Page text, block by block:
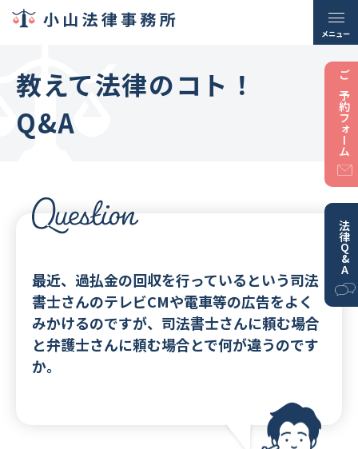
メニュー
ご予約フォーム
法律Q&A
教えて法律のコト！
Q&A
最近、過払金の回収を行っているという司法
書士さんのテレビCMや電車等の広告をよく
みかけるのですが、司法書士さんに頼む場合
と弁護士さんに頼む場合とで何が違うのです
か。